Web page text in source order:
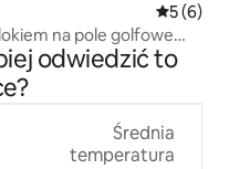
Średnia
5 (6)
na pole golfowe
odwiedzić to
Średnia
temperatura